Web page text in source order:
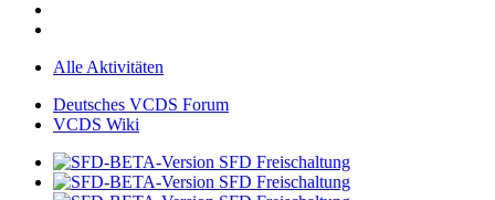
Alle Aktivitäten
Deutsches VCDS Forum
VCDS Wiki